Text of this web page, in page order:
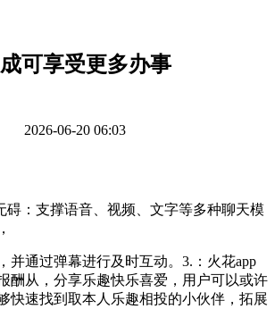
成可享受更多办事
2026-06-20 06:03
：支撑语音、视频、文字等多种聊天模
通过弹幕进行及时互动。3.：火花app
酬从，分享乐趣快乐喜爱，用户可以或许
快速找到取本人乐趣相投的小伙伴，拓展